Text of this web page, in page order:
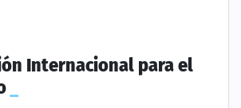
Internacional para el